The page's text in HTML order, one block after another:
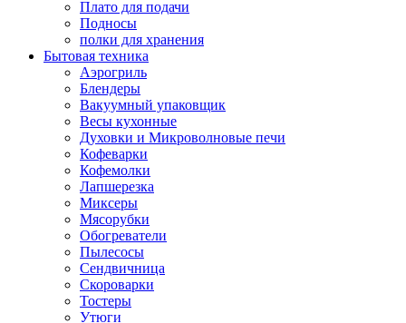
Плато для подачи
Подносы
полки для хранения
Бытовая техника
Аэрогриль
Блендеры
Вакуумный упаковщик
Весы кухонные
Духовки и Микроволновые печи
Кофеварки
Кофемолки
Лапшерезка
Миксеры
Мясорубки
Обогреватели
Пылесосы
Сендвичница
Скороварки
Тостеры
Утюги